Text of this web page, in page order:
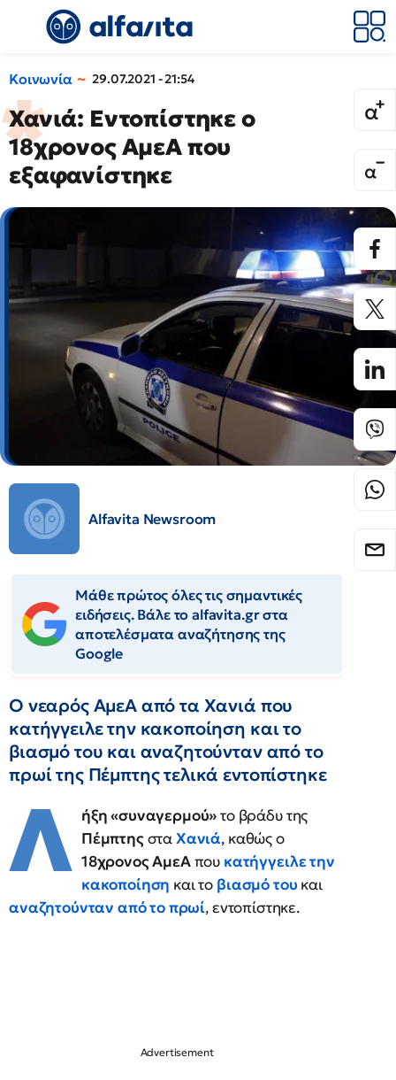
Κοινωνία 29.07.2021 - 21:54
Χανιά: Εντοπίστηκε ο
18χρονος ΑμεΑ που
εξαφανίστηκε
Alfavita Newsroom
Μάθε πρώτος όλες τις σημαντικές
ειδήσεις. Βάλε το alfavita.gr στα
αποτελέσματα αναζήτησης της
Google
Ο νεαρός ΑμεΑ από τα Χανιά που
κατήγγειλε την κακοποίηση και το
βιασμό του και αναζητούνταν από το
πρωί της Πέμπτης τελικά εντοπίστηκε
Λ ήξη «συναγερμού»το βράδυ της
ΠέμπτηςσταΧανιά, καθώς ο
18χρονος ΑμεΑπου κατήγγειλε την
κακοποίηση και το βιασμό του και
αναζητούνταν από το πρωί, εντοπίστηκε.